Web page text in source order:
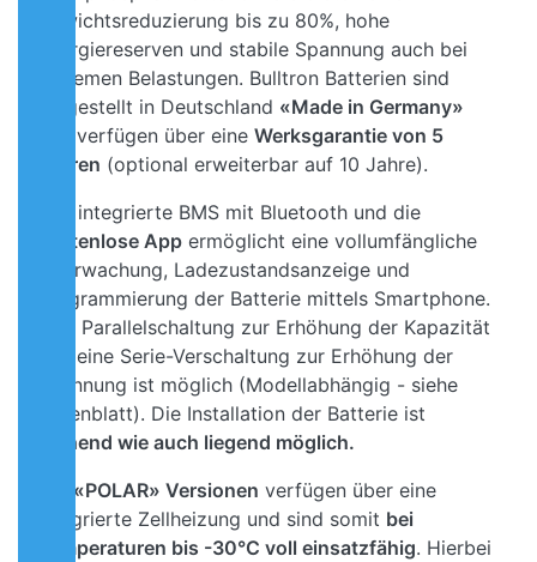
Gewichtsreduzierung bis zu 80%, hohe
Energiereserven und stabile Spannung auch bei
extremen Belastungen. Bulltron Batterien sind
hergestellt in Deutschland «Made in Germany»
und verfügen über eine Werksgarantie von 5
Jahren (optional erweiterbar auf 10 Jahre).
Das integrierte BMS mit Bluetooth und die
kostenlose App ermöglicht eine vollumfängliche
Überwachung, Ladezustandsanzeige und
Programmierung der Batterie mittels Smartphone.
Eine Parallelschaltung zur Erhöhung der Kapazität
und eine Serie-Verschaltung zur Erhöhung der
Spannung ist möglich (Modellabhängig - siehe
Datenblatt). Die Installation der Batterie ist
stehend wie auch liegend möglich.
«POLAR» Versionen verfügen über eine
integrierte Zellheizung und sind somit bei
Temperaturen bis -30°C voll einsatzfähig. Hierbei